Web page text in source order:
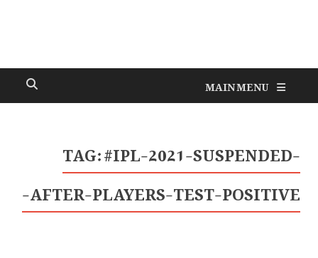
MAIN MENU
TAG:#IPL-2021-SUSPENDED-
AFTER-PLAYERS-TEST-POSITIVE-